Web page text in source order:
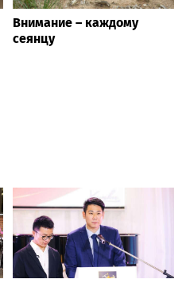
Внимание – каждому
сеянцу